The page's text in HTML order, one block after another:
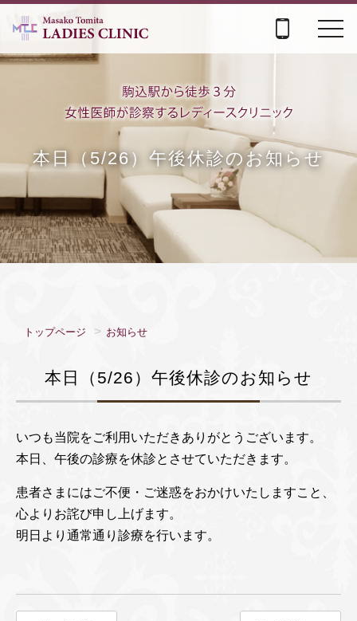
本日（5/26）午後休診のお知らせ
トップページ お知らせ
本日（5/26）午後休診のお知らせ
いつも当院をご利用いただきありがとうございます。
本日、午後の診療を休診とさせていただきます。
患者さまにはご不便・ご迷惑をおかけいたしますこと、
心よりお詫び申し上げます。
明日より通常通り診療を行います。